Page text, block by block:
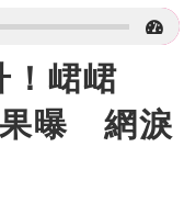
！峮峮
果曝 網淚